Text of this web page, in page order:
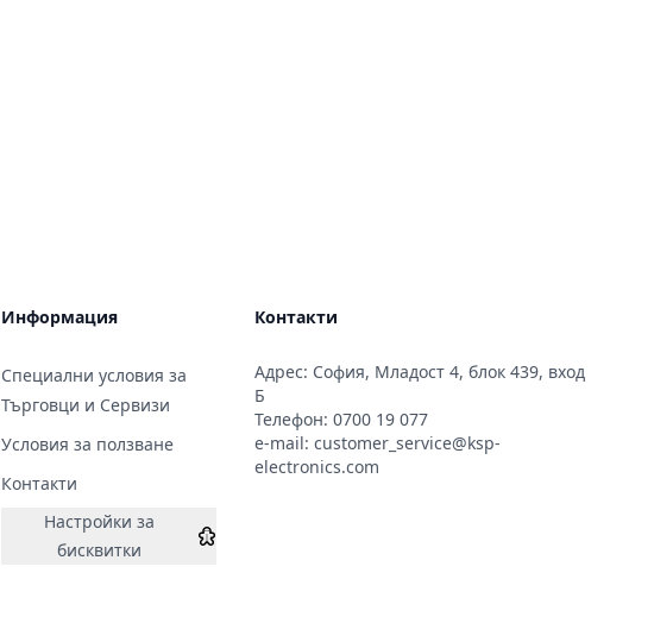
Информация
Специални условия за
Търговци и Сервизи
Условия за ползване
Контакти
Настройки за
бисквитки
Контакти
Адрес: София, Младост 4, блок 439, вход
Б
Телефон: 0700 19 077
e-mail: customer_service@ksp-
electronics.com